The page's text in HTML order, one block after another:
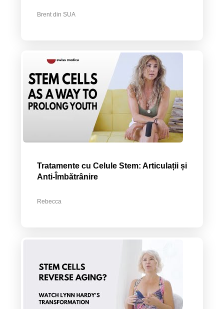
Brent din SUA
Tratamente cu Celule Stem: Articulații și
Anti-Îmbătrânire
Rebecca